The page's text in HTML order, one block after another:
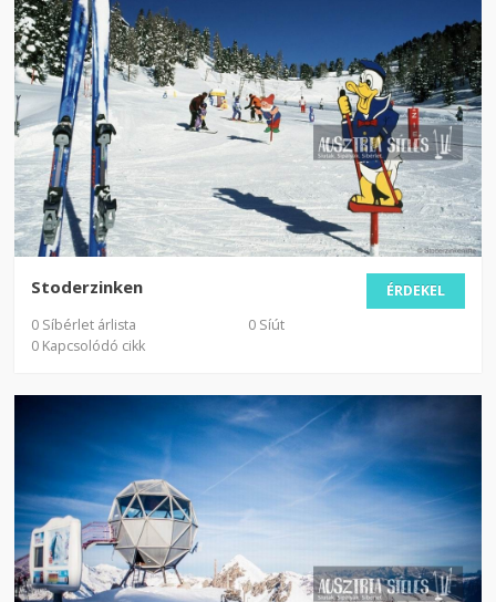
ÉRDEKEL
Stoderzinken
0 Síbérlet árlista
0 Síút
0 Kapcsolódó cikk